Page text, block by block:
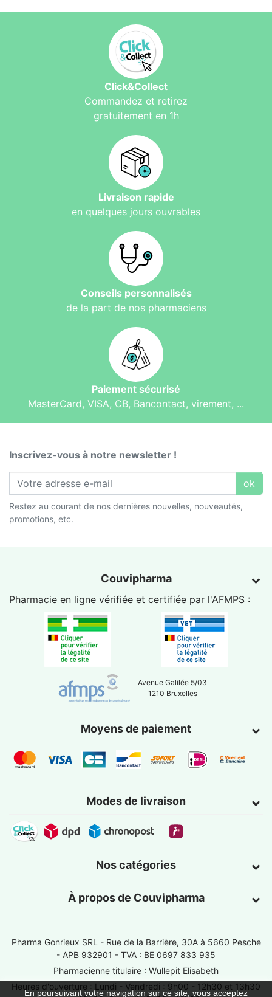
Click&Collect
Commandez et retirez
gratuitement en 1h
Livraison rapide
en quelques jours ouvrables
Conseils personnalisés
de la part de nos pharmaciens
Paiement sécurisé
MasterCard, VISA, CB, Bancontact, virement, ...
Inscrivez-vous à notre newsletter !
ok
Restez au courant de nos dernières nouvelles, nouveautés,
promotions, etc.
Couvipharma
Pharmacie en ligne vérifiée et certifiée par l'AFMPS :
Avenue Galilée 5/03
1210 Bruxelles
Moyens de paiement
Modes de livraison
Nos catégories
À propos de Couvipharma
En poursuivant votre navigation sur ce site, vous acceptez
Pharma Gonrieux SRL - Rue de la Barrière, 30A à 5660 Pesche
- APB 932901 - TVA : BE 0697 833 935
Pharmacienne titulaire : Wullepit Elisabeth
Heures d'ouverture : Lundi - Vendredi : 9h00 - 12h30 et 13h30